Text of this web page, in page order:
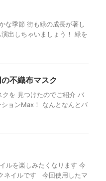
な季節 街も緑の成長が著し
出しちゃいましょう！ 緑を
不織布マスク
を 見つけたのでご紹介 バ
ョンMax！ なんとなんとバ
ルを楽しみたくなります 今
ネイルです 今回使用したマ